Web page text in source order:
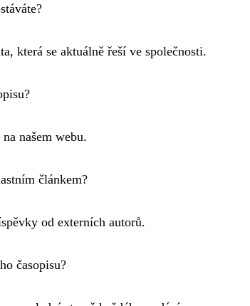
která se aktuálně řeší ve společnosti.
našem webu.
článkem?
od externích autorů.
časopisu?